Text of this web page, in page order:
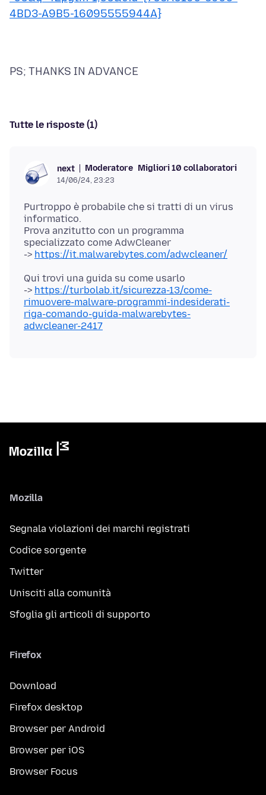
4BD3-A9B5-16095555944A}
Tutte le risposte (1)
next Moderatore Migliori 10 collaboratori
14/06/24, 23:23
Purtroppo è probabile che si tratti di un virus
informatico.
Prova anzitutto con un programma
specializzato come AdwCleaner
-> https://it.malwarebytes.com/adwcleaner/
Qui trovi una guida su come usarlo
-> https://turbolab.it/sicurezza-13/come-
rimuovere-malware-programmi-indesiderati-
riga-comando-guida-malwarebytes-
adwcleaner-2417
Mozilla
Segnala violazioni dei marchi registrati
Codice sorgente
Twitter
Unisciti alla comunità
Sfoglia gli articoli di supporto
Firefox
Download
Firefox desktop
Browser per Android
Browser per iOS
Browser Focus